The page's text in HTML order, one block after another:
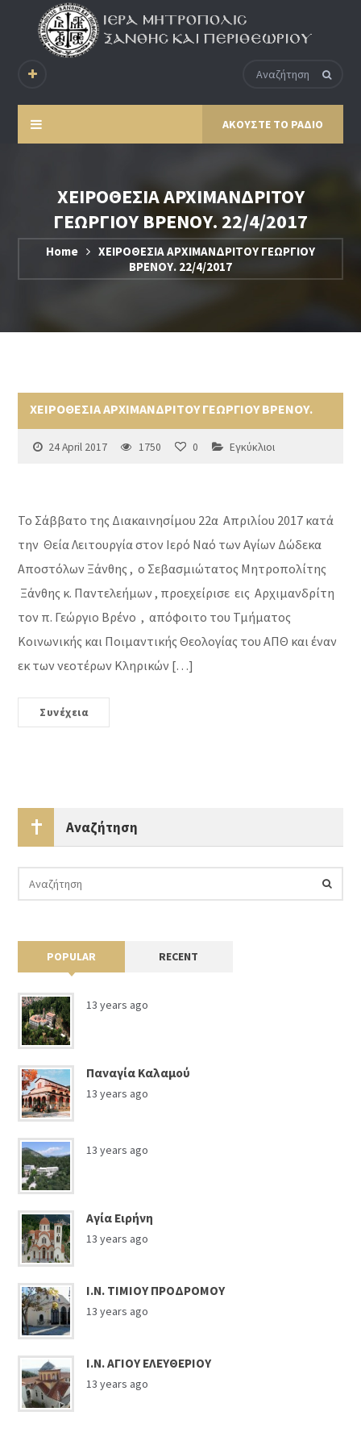
ΑΚΟΥΣΤΕ ΤΟ ΡΑΔΙΟ
ΧΕΙΡΟΘΕΣΙΑ ΑΡΧΙΜΑΝΔΡΙΤΟΥ
ΓΕΩΡΓΙΟΥ ΒΡΕΝΟΥ. 22/4/2017
Home
ΧΕΙΡΟΘΕΣΙΑ ΑΡΧΙΜΑΝΔΡΙΤΟΥ ΓΕΩΡΓΙΟΥ
ΒΡΕΝΟΥ. 22/4/2017
ΧΕΙΡΟΘΕΣΙΑ ΑΡΧΙΜΑΝΔΡΙΤΟΥ ΓΕΩΡΓΙΟΥ ΒΡΕΝΟΥ.
24 April 2017 1750 0 Εγκύκλιοι
Το Σάββατο της Διακαινησίμου 22α Απριλίου 2017 κατά
την Θεία Λειτουργία στον Ιερό Ναό των Αγίων Δώδεκα
Αποστόλων Ξάνθης , ο Σεβασμιώτατος Μητροπολίτης
Ξάνθης κ. Παντελεήμων , προεχείρισε εις Αρχιμανδρίτη
τον π. Γεώργιο Βρένο , απόφοιτο του Τμήματος
Κοινωνικής και Ποιμαντικής Θεολογίας του ΑΠΘ και έναν
εκ των νεοτέρων Κληρικών […]
Συνέχεια
Αναζήτηση
POPULAR RECENT
13 years ago
Παναγία Καλαμού
13 years ago
13 years ago
Αγία Ειρήνη
13 years ago
Ι.Ν. ΤΙΜΙΟΥ ΠΡΟΔΡΟΜΟΥ
13 years ago
Ι.Ν. ΑΓΙΟΥ ΕΛΕΥΘΕΡΙΟΥ
13 years ago